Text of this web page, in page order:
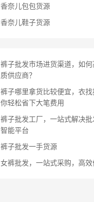
香奈儿包包货源
香奈儿鞋子货源
裤子批发市场进货渠道，如
质供应商？
裤子哪里拿货比较便宜，衣
你轻松省下大笔费用
裤子批发工厂，一站式解决
智能平台
裤子批发一手货源
女裤批发，一站式采购，高